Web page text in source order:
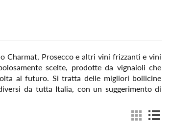
Charmat, Prosecco e altri vini frizzanti e vini
scelte, prodotte da vignaioli che
al futuro. Si tratta delle migliori bollicine
da tutta Italia, con un suggerimento di